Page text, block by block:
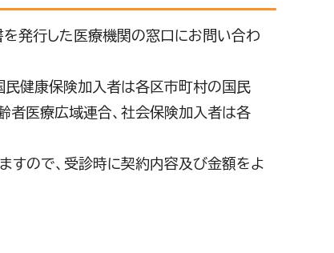
発行した医療機関の窓口にお問い合わ
民健康保険加入者は各区市町村の国民
者医療広域連合、社会保険加入者は各
すので、受診時に契約内容及び金額をよ